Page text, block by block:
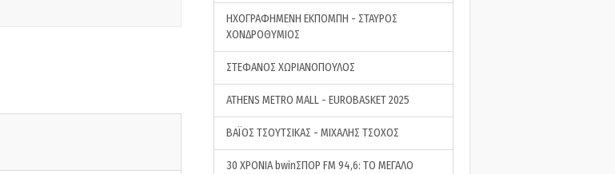
ΗΧΟΓΡΑΦΗΜΕΝΗ ΕΚΠΟΜΠΗ - ΣΤΑΥΡΟΣ
ΧΟΝΔΡΟΘΥΜΙΟΣ
ΣΤΕΦΑΝΟΣ ΧΩΡΙΑΝΟΠΟΥΛΟΣ
ATHENS METRO MALL - EUROBASKET 2025
ΒΑΪΟΣ ΤΣΟΥΤΣΙΚΑΣ - ΜΙΧΑΛΗΣ ΤΣΟΧΟΣ
30 ΧΡΟΝΙΑ bwinΣΠΟΡ FM 94,6: ΤΟ ΜΕΓΑΛΟ